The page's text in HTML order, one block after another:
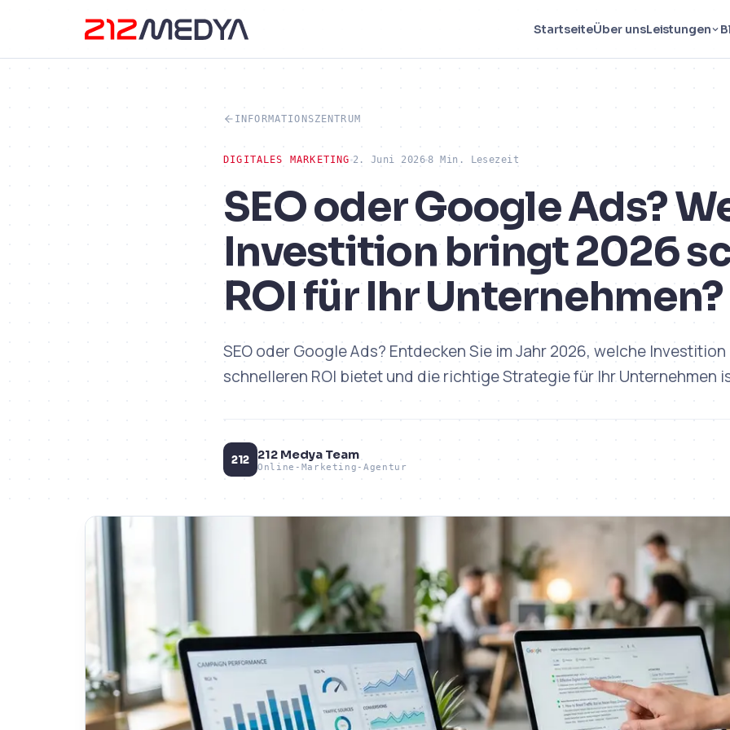
StartseiteÜber unsLeistungen
INFORMATIONSZENTRUM
DIGITALES MARKETING 2. Juni 2026 8 Min. Lesezeit
SEO oder Google Ads?
Investition bringt 2026
ROI für Ihr Unternehmen?
SEO oder Google Ads? Entdecken Sie im Jahr 2026, welche
schnelleren ROI bietet und die richtige Strategie für Ihr Unternehmen
212 212 Medya Team
Online-Marketing-Agentur